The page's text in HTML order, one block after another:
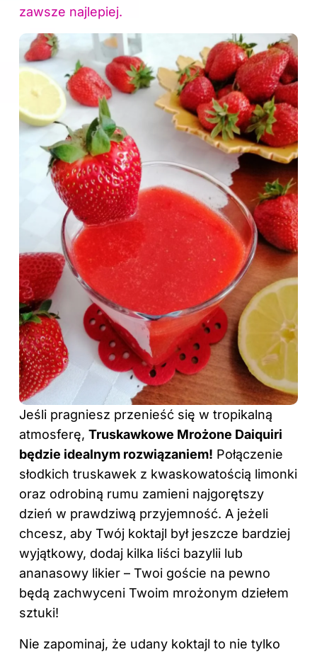
zawsze najlepiej.
Jeśli pragniesz przenieść się w tropikalną
atmosferę, Truskawkowe Mrożone Daiquiri
będzie idealnym rozwiązaniem! Połączenie
słodkich truskawek z kwaskowatością limonki
oraz odrobiną rumu zamieni najgorętszy
dzień w prawdziwą przyjemność. A jeżeli
chcesz, aby Twój koktajl był jeszcze bardziej
wyjątkowy, dodaj kilka liści bazylii lub
ananasowy likier – Twoi goście na pewno
będą zachwyceni Twoim mrożonym dziełem
sztuki!
Nie zapominaj, że udany koktajl to nie tylko